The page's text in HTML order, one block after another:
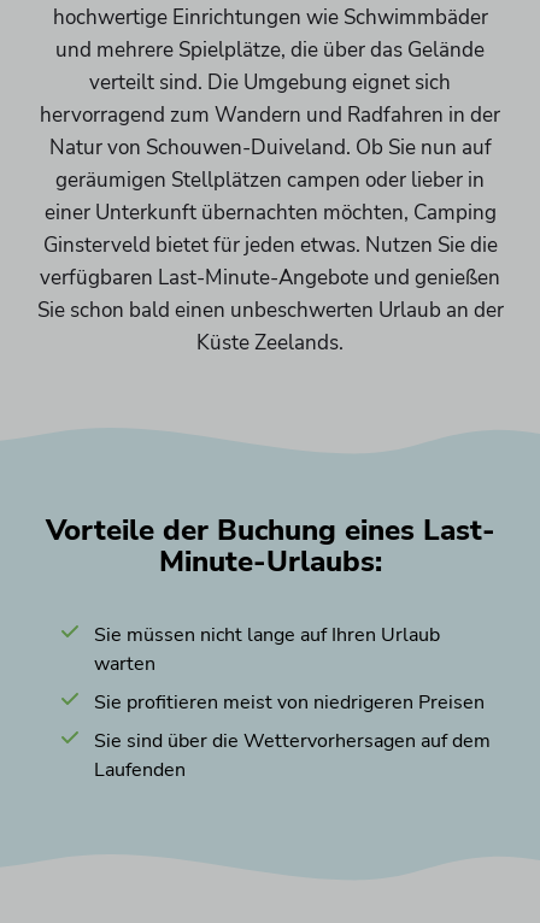
hochwertige Einrichtungen wie Schwimmbäder
und mehrere Spielplätze, die über das Gelände
verteilt sind. Die Umgebung eignet sich
hervorragend zum Wandern und Radfahren in der
Natur von Schouwen-Duiveland. Ob Sie nun auf
geräumigen Stellplätzen campen oder lieber in
einer Unterkunft übernachten möchten, Camping
Ginsterveld bietet für jeden etwas. Nutzen Sie die
verfügbaren Last-Minute-Angebote und genießen
Sie schon bald einen unbeschwerten Urlaub an der
Küste Zeelands.
Vorteile der Buchung eines Last-
Minute-Urlaubs:
Sie müssen nicht lange auf Ihren Urlaub
warten
Sie profitieren meist von niedrigeren Preisen
Sie sind über die Wettervorhersagen auf dem
Laufenden